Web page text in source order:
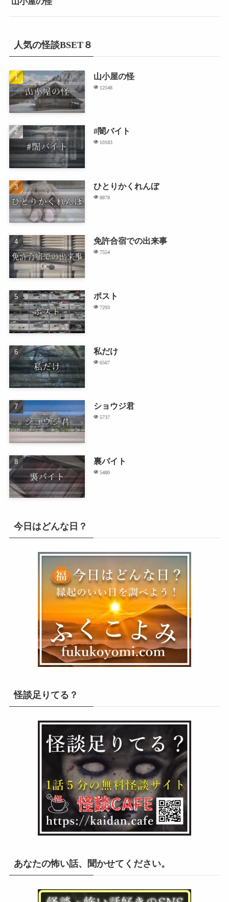
人気の怪談BSET８
山小屋の怪
12548
#闇バイト
10183
ひとりかくれんぼ
8878
免許合宿での出来事
7554
ポスト
7293
私だけ
6567
ショウジ君
5737
裏バイト
5480
今日はどんな日？
怪談足りてる？
あなたの怖い話、聞かせてください。